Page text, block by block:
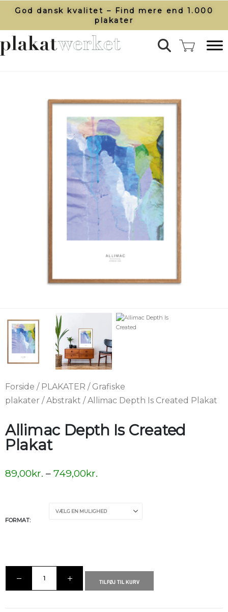
God dansk kvalitet – Find mere end 1.000
plakater​
Forside / PLAKATER / Grafiske
plakater /Abstrakt / Allimac Depth Is Created Plakat
Allimac Depth Is Created
Plakat
89,00kr. – 749,00kr.
FORMAT
TILFØJ TIL KURV